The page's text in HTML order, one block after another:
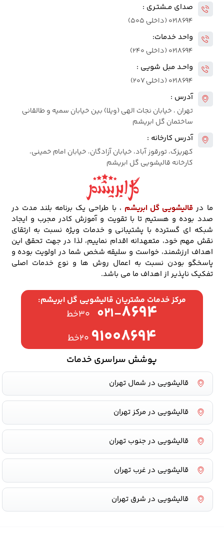
صدای مــشتـری :
۰۲۱۸۶۹۴ (داخلی ۵۰۵)
واحد خدمات:
۰۲۱۸۶۹۴ (داخلی ۲۴۰)
واحـد مبل شویی :
۰۲۱۸۶۹۴ (داخلی ۲۰۷)
آدرس :
تهران ، خیابان نجات الهی (ویلا) بین خیابان سمیه و طالقانی
ساختمان گل ابریشم
آدرس کارخانه :
کهریزک، تورقوز آباد، خیابان آزادگان، خیابان امام خمینی،
کارخانه قالیشویی گل ابریشم
ما در قالیشویی گل ابریشم ، با طراحی یک برنامه بلند مدت در
صدد بوده و هستیم تا با تقویت و آموزش کادر مجرب و ایجاد
شبکه ای گسترده با پشتیبانی و خدمات ویژه نسبت به ارتقای
نقش مهم خود، متعهدانه اقدام نماییم، لذا در جهت تحقق این
اهداف ارزشمند، خواست و سلیقه شخص شما در اولویت بوده و
پاسخگو بودن نسبت به اعمال روش ها و نوع خدمات اصلی
تفکیک ناپذیر از اهداف ما می باشد.
مرکز خدمات مشتریان قالیشویی گل ابریشم:
۰۲۱-۸۶۹۴ ۳۰خط
۹۱۰۰۸۶۹۴ ۲۰خط
پوشش سراسری خدمات
قالیشویی در شمال تهران
قالیشویی در مرکز تهران
قالیشویی در جنوب تهران
قالیشویی در غرب تهران
قالیشویی در شرق تهران